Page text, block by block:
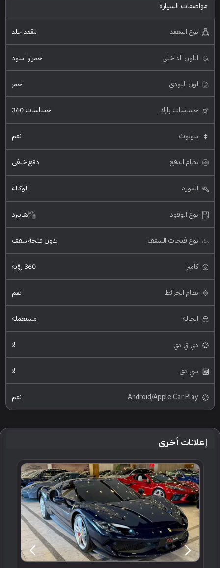
مواصفات السيارة
نوع المقعد مقعد جلد
اللون الداخلي احمر و اسود
لون البودي احمر
حساسات بارك حساسات 360
بلوتوث نعم
نظام الدفع دفع خلفي
المورد الوكالة
نوع الوقود هايبرد
نوع فتحات السقف بدون فتحة سقف
كاميرا 360 رؤية
نظام الخرائط نعم
الحالة مستعملة
دي في دي لا
سي دي لا
Android/Apple Car Play نعم
إعلانات أخرى